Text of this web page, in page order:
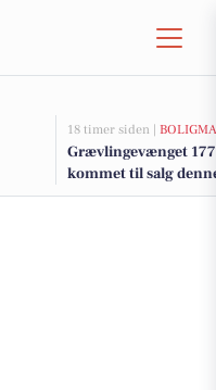
18 timer siden |
Grævlingevænget
kommet til salg
boligerne her.